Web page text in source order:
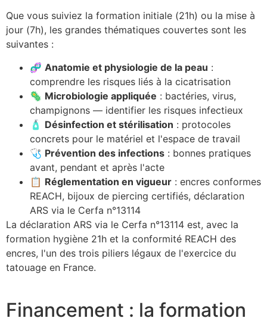
Que vous suiviez la formation initiale (21h) ou la mise à
jour (7h), les grandes thématiques couvertes sont les
suivantes :
🧬 Anatomie et physiologie de la peau :
comprendre les risques liés à la cicatrisation
🦠 Microbiologie appliquée : bactéries, virus,
champignons — identifier les risques infectieux
🧴 Désinfection et stérilisation : protocoles
concrets pour le matériel et l'espace de travail
🩺 Prévention des infections : bonnes pratiques
avant, pendant et après l'acte
📋 Réglementation en vigueur : encres conformes
REACH, bijoux de piercing certifiés, déclaration
ARS via le Cerfa n°13114
La déclaration ARS via le Cerfa n°13114 est, avec la
formation hygiène 21h et la conformité REACH des
encres, l'un des trois piliers légaux de l'exercice du
tatouage en France.
Financement : la formation